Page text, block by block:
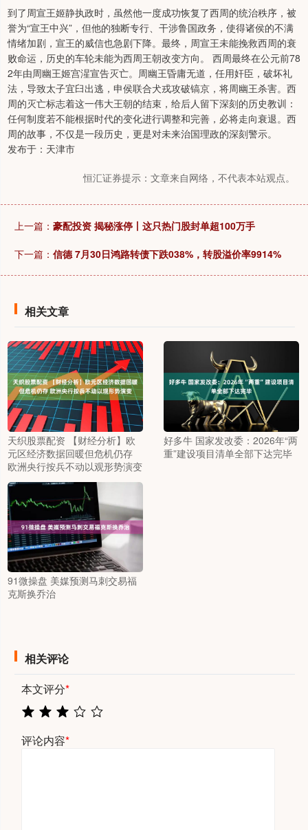
到了周宣王姬静执政时，虽然他一度成功恢复了西周的统治秩序，被
誉为“宣王中兴”，但他的独断专行、干涉鲁国政务，使得诸侯的不满
情绪加剧，宣王的威信也急剧下降。最终，周宣王未能挽救西周的衰
败命运，历史的车轮未能为西周王朝改变方向。 西周最终在公元前78
2年由周幽王姬宫湦宣告灭亡。周幽王昏庸无道，任用奸臣，破坏礼
法，导致太子宜臼出逃，申侯联合犬戎攻破镐京，将周幽王杀害。西
周的灭亡标志着这一伟大王朝的结束，给后人留下深刻的历史教训：
任何制度若不能根据时代的变化进行调整和完善，必将走向衰退。西
周的故事，不仅是一段历史，更是对未来治国理政的深刻警示。
发布于：天津市
恒汇证券提示：文章来自网络，不代表本站观点。
上一篇： 豪配投资 揭秘涨停丨这只热门股封单超100万手
下一篇： 信德 7月30日鸿路转债下跌038%，转股溢价率9914%
相关文章
天织股票配资 【财经分析】欧
元区经济数据回暖但危机仍存
欧洲央行按兵不动以观形势演变
好多牛 国家发改委：2026年“两
重”建设项目清单全部下达完毕
91微操盘 美媒预测马刺交易福
克斯换乔治
相关评论
本文评分*
评论内容*